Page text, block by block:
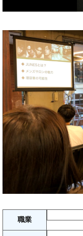
職業